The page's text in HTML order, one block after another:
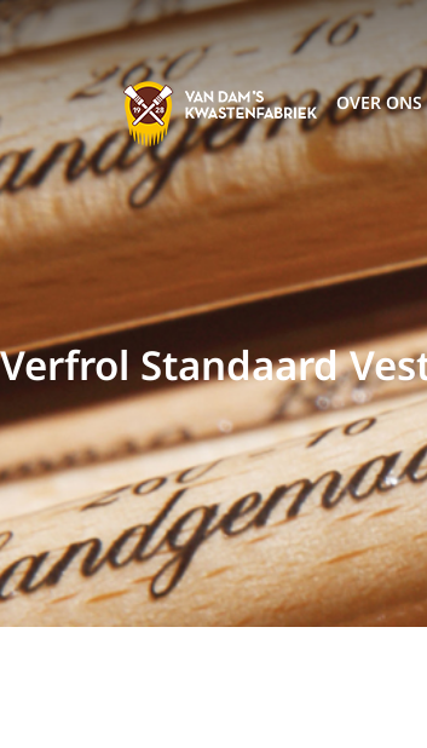
OVER ONS
Verfrol Standaard